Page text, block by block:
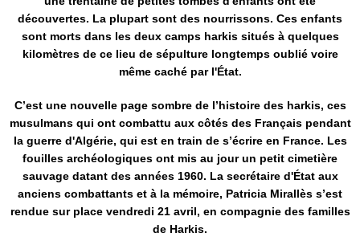
découvertes. La plupart sont des nourrissons. Ces enfants
sont morts dans les deux camps harkis situés à quelques
kilomètres de ce lieu de sépulture longtemps oublié voire
même caché par l'État.
C’est une nouvelle page sombre de l’histoire des harkis, ces
musulmans qui ont combattu aux côtés des Français pendant
la guerre d'Algérie, qui est en train de s’écrire en France. Les
fouilles archéologiques ont mis au jour un petit cimetière
sauvage datant des années 1960. La secrétaire d'État aux
anciens combattants et à la mémoire, Patricia Mirallès s’est
rendue sur place vendredi 21 avril, en compagnie des familles
de Harkis.